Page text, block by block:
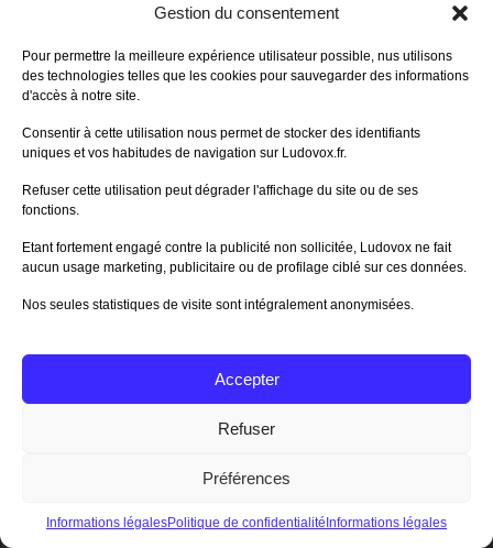
Gestion du consentement
Pour permettre la meilleure expérience utilisateur possible, nus utilisons
des technologies telles que les cookies pour sauvegarder des informations
d'accès à notre site.
Consentir à cette utilisation nous permet de stocker des identifiants
uniques et vos habitudes de navigation sur Ludovox.fr.
Refuser cette utilisation peut dégrader l'affichage du site ou de ses
fonctions.
Etant fortement engagé contre la publicité non sollicitée, Ludovox ne fait
aucun usage marketing, publicitaire ou de profilage ciblé sur ces données.
Nos seules statistiques de visite sont intégralement anonymisées.
Accepter
Refuser
Préférences
Informations légalesPolitique de confidentialité Informations légales
Enregistrer mon nom, mon e-mail et mon site dans
le navigateur pour mon prochain commentaire.
Prévenez-moi de tous les nouveaux commentaires
par e-mail.
Prévenez-moi de tous les nouveaux articles par e-
Go